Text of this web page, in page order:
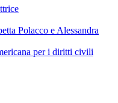
Polacco e Alessandra
per i diritti civili